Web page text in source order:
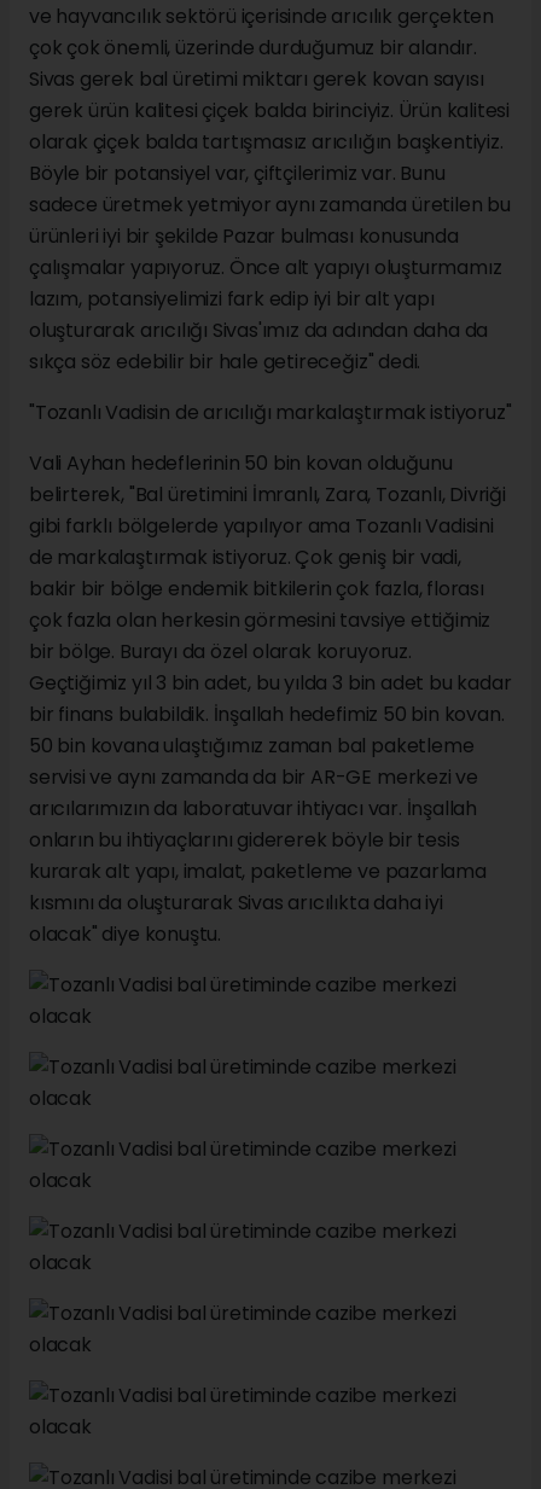
ve hayvancılık sektörü içerisinde arıcılık gerçekten
çok çok önemli, üzerinde durduğumuz bir alandır.
Sivas gerek bal üretimi miktarı gerek kovan sayısı
gerek ürün kalitesi çiçek balda birinciyiz. Ürün kalitesi
olarak çiçek balda tartışmasız arıcılığın başkentiyiz.
Böyle bir potansiyel var, çiftçilerimiz var. Bunu
sadece üretmek yetmiyor aynı zamanda üretilen bu
ürünleri iyi bir şekilde Pazar bulması konusunda
çalışmalar yapıyoruz. Önce alt yapıyı oluşturmamız
lazım, potansiyelimizi fark edip iyi bir alt yapı
oluşturarak arıcılığı Sivas'ımız da adından daha da
sıkça söz edebilir bir hale getireceğiz" dedi.
"Tozanlı Vadisin de arıcılığı markalaştırmak istiyoruz"
Vali Ayhan hedeflerinin 50 bin kovan olduğunu
belirterek, "Bal üretimini İmranlı, Zara, Tozanlı, Divriği
gibi farklı bölgelerde yapılıyor ama Tozanlı Vadisini
de markalaştırmak istiyoruz. Çok geniş bir vadi,
bakir bir bölge endemik bitkilerin çok fazla, florası
çok fazla olan herkesin görmesini tavsiye ettiğimiz
bir bölge. Burayı da özel olarak koruyoruz.
Geçtiğimiz yıl 3 bin adet, bu yılda 3 bin adet bu kadar
bir finans bulabildik. İnşallah hedefimiz 50 bin kovan.
50 bin kovana ulaştığımız zaman bal paketleme
servisi ve aynı zamanda da bir AR-GE merkezi ve
arıcılarımızın da laboratuvar ihtiyacı var. İnşallah
onların bu ihtiyaçlarını gidererek böyle bir tesis
kurarak alt yapı, imalat, paketleme ve pazarlama
kısmını da oluşturarak Sivas arıcılıkta daha iyi
olacak" diye konuştu.